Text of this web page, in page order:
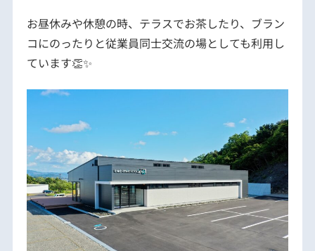
お昼休みや休憩の時、テラスでお茶したり、ブラン
コにのったりと従業員同士交流の場としても利用し
ています👏✨